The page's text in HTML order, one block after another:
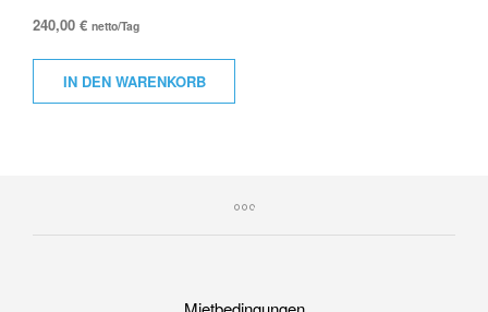
240,00 € netto/Tag
IN DEN WARENKORB